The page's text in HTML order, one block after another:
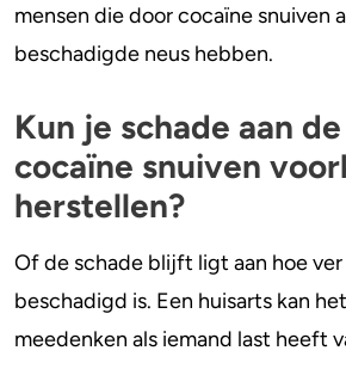
mensen die door cocaïne snuiven
beschadigde neus hebben.
Kun je schade aan
cocaïne snuiven
herstellen?
Of de schade blijft ligt aan hoe ver
beschadigd is. Een huisarts kan
meedenken als iemand last heeft